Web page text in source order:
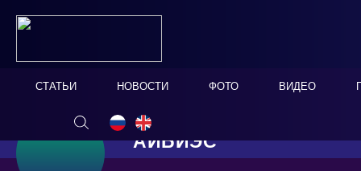
СТАТЬИ НОВОСТИ ФОТО ВИДЕО
АЙБИЭС